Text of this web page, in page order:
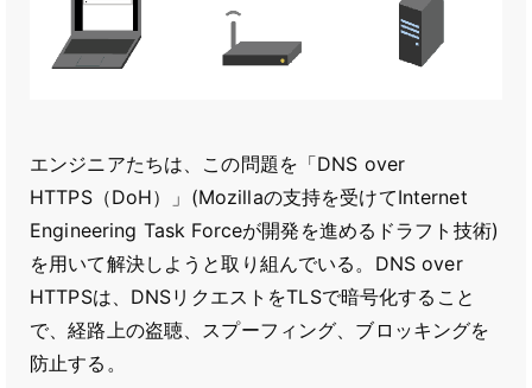
エンジニアたちは、この問題を「DNS over
HTTPS（DoH）」(Mozillaの支持を受けてInternet
Engineering Task Forceが開発を進めるドラフト技術)
を用いて解決しようと取り組んでいる。DNS over
HTTPSは、DNSリクエストをTLSで暗号化すること
で、経路上の盗聴、スプーフィング、ブロッキングを
防止する。